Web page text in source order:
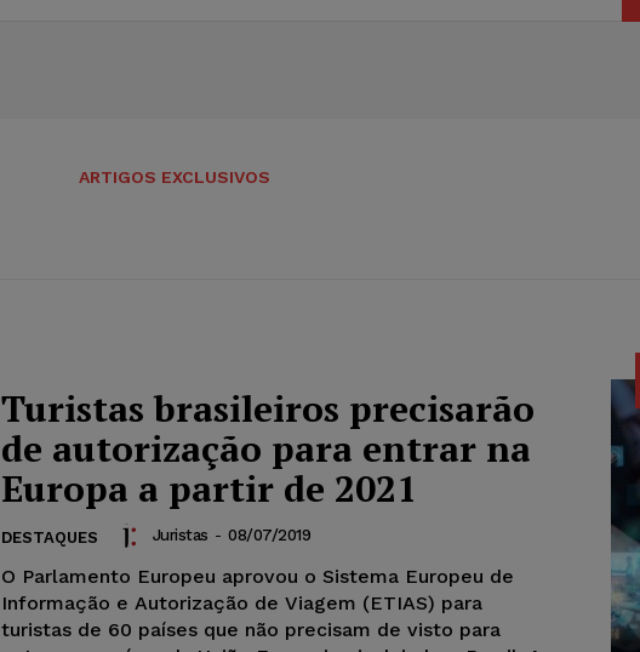
ARTIGOS EXCLUSIVOS
Turistas brasileiros precisarão
de autorização para entrar na
Europa a partir de 2021
DESTAQUES Juristas - 08/07/2019
O Parlamento Europeu aprovou o Sistema Europeu de
Informação e Autorização de Viagem (ETIAS) para
turistas de 60 países que não precisam de visto para